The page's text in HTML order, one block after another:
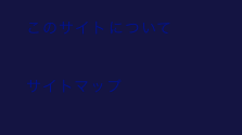
このサイトについて
サイトマップ